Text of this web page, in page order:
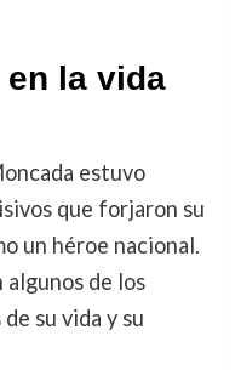
la vida
estuvo
que forjaron su
un héroe nacional.
de los
su vida y su